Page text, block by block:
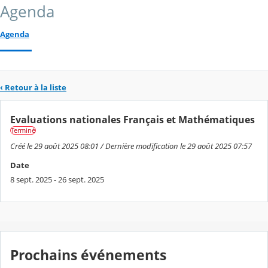
Agenda
Agenda
‹ Retour à la liste
Evaluations nationales Français et Mathématiques
Terminé
Créé le 29 août 2025 08:01 / Dernière modification le 29 août 2025 07:57
Date
8 sept. 2025 - 26 sept. 2025
Prochains événements